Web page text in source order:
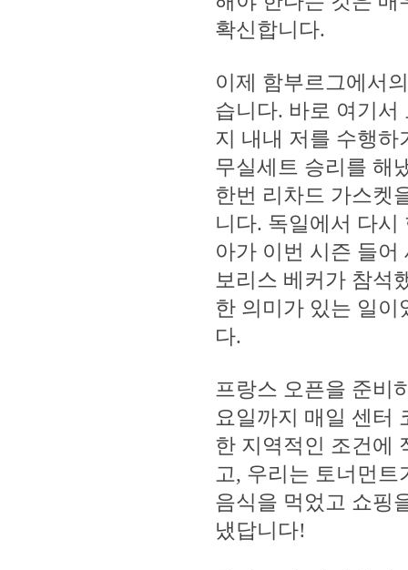
확신합니다.
이제 함부르그에서
습니다. 바로 여기서
지 내내 저를 수행
무실세트 승리를 해
한번 리차드 가스켓
니다. 독일에서 다
아가 이번 시즌 들
보리스 베커가 참석
한 의미가 있는 일이
다.
프랑스 오픈을 준비
요일까지 매일 센터
한 지역적인 조건에
고, 우리는 토너먼
음식을 먹었고 쇼핑
냈답니다!